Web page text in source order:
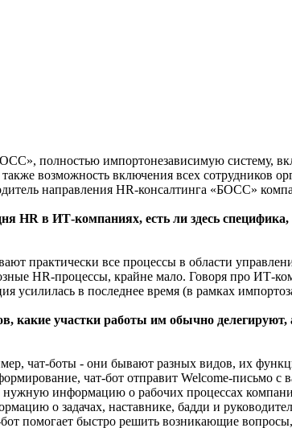
полностью импортонезависимую систему,
возможность включения всех сотрудников
направления HR-консалтинга «БОСС»
HR в ИТ-компаниях, есть ли здесь
практически все процессы в области
HR-процессы, крайне мало. Говоря про ИТ-
усилилась в последнее время (в рамках
участки работы им обычно делегируют,
чат-боты - они бывают разных видов, их
чат-бот отправит Welcome-письмо
информацию о рабочих процессах
о задачах, наставнике, бадди и
помогает быстро решить возникающие